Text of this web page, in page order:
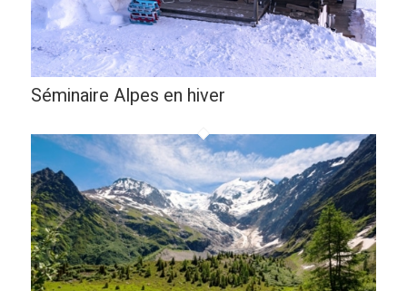
Séminaire Alpes en hiver